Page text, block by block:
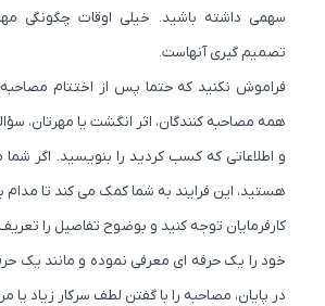
سهمی داشته باشید. خیلی اوقات چگونگی
تصمیم گیری آنهاست.
فراموش نکنید که حتما پس از اختتام مصاحبه،
همه مصاحبه کنندگان، اثر انگشت یا مهرتان، سؤالهای
و اطلاعاتی که کسب کردید را بنویسید. اگر شما
هستید، این فرایند به شما کمک می کند تا مدام به
کارفرمایان توجه کنید و بوضوح تفاصیل را تعریف و
خود را یک حرفه ای معرفی نموده و مانند یک حرفه
در پایان، مصاحبه را با گفتن لطف سرکار زیاد یا مرحمت